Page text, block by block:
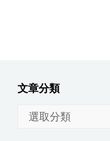
文章分類